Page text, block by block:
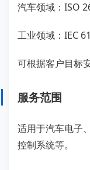
汽车领域：ISO
工业领域：IEC
可根据客户目标
服务范围
适用于汽车电子
控制系统等。